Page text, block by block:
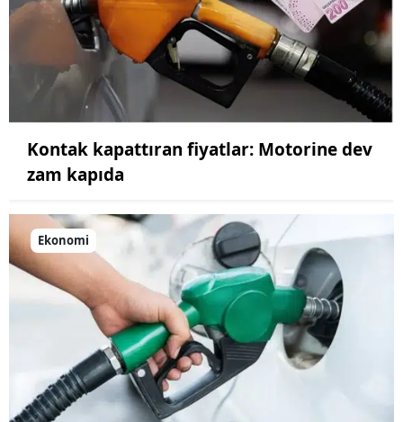
Kontak kapattıran fiyatlar: Motorine dev
zam kapıda
Ekonomi